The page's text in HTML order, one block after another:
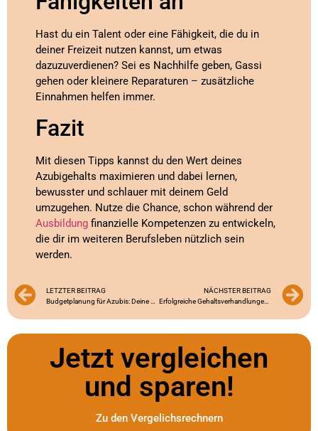
Hast du ein Talent oder eine Fähigkeit, die du in
deiner Freizeit nutzen kannst, um etwas
dazuzuverdienen? Sei es Nachhilfe geben, Gassi
gehen oder kleinere Reparaturen – zusätzliche
Einnahmen helfen immer.
Fazit
Mit diesen Tipps kannst du den Wert deines
Azubigehalts maximieren und dabei lernen,
bewusster und schlauer mit deinem Geld
umzugehen. Nutze die Chance, schon während der
Ausbildung finanzielle Kompetenzen zu entwickeln,
die dir im weiteren Berufsleben nützlich sein
werden.
LETZTER BEITRAG
NÄCHSTER BEITRAG
Erfolgreiche Gehaltsverhandlungen für Azubis: Dein Weg zur fairen Bezahlung
Jetzt vergleichen
und sparen!
Zu den Vergelichsrechnern